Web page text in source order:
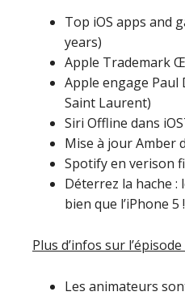
Top iOS apps and
years)
Apple Trademark
Apple engage Paul
Saint Laurent)
Siri Offline dans
Mise à jour Amber
Spotify en verison
Déterrez la hache :
bien que l’iPhone 5 !
Plus d’infos sur l’épisode
Les animateurs